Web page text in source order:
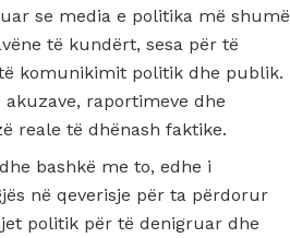
se media e politika më shumë
të kundërt, sesa për të
komunikimit politik dhe publik.
raportimeve dhe
reale të dhënash faktike.
bashkë me to, edhe i
në qeverisje për ta përdorur
politik për të denigruar dhe